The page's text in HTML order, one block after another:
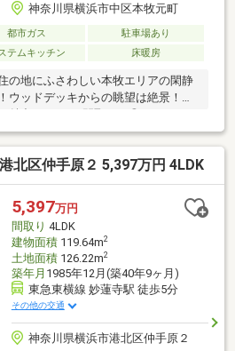
神奈川県横浜市中区本牧元町
都市ガス
駐車場あり
テムキッチン 床暖房
の地にふさわしい本牧エリアの閑静
ッドデッキからの眺望は絶景！◎
魅力の4LDKの間取り。◎カースペー
イルーフ車OK！◎内装リフォーム済
アクセス＞①JR京浜東北線「根
駅バス18分、「関内」駅バス30分
い線「元町・中華街」駅バス22分※
交通、桜木町駅や横浜駅など各方面
北区仲手原２ 5,397万円 4LDK
5,397万円
間取り 4LDK
建物面積119.64m2
土地面積126.22m2
築年月 1985年12月(築40年9ヶ月)
東急東横線 妙蓮寺駅 徒歩5分
その他の交通
神奈川県横浜市港北区仲手原２